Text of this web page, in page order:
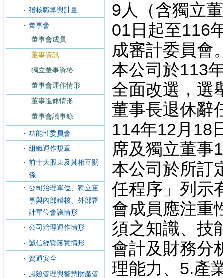
稽核職掌與計畫
董事會
董事會成員
董事資訊
獨立董事資格
董事會運作情形
董事進修情形
董事會議事錄
功能性委員會
組織運作規章
前十大股東及其相互關
係
公司治理單位、獨立董
事與內部稽核、外部審
計單位會議情形
公司治理運作情形
誠信經營落實情形
資通安全
風險管理與智慧財產管
9人（含獨立
01日起至116
成審計委員會
本公司於113
全面改選，選
董事長退休辭
114年12月18
席及獨立董事
本公司於所訂
任程序」列示
會成員應注重
須之知識、技
會計及財務分
理能力、5.產